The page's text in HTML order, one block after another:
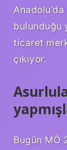
bulunduğu
ticaret
çıkıyor.
Bugün MÖ